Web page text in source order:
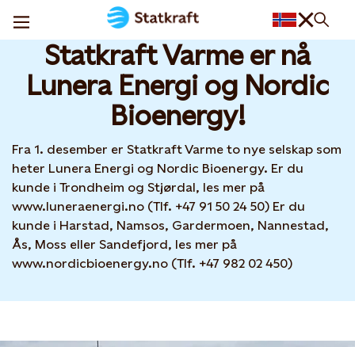
Statkraft Varme har fått nye eiere 08 DEC, 2025
Statkraft Varme er nå
Lunera Energi og Nordic
Bioenergy!
Fra 1. desember er Statkraft Varme to nye selskap som
heter Lunera Energi og Nordic Bioenergy. Er du
kunde i Trondheim og Stjørdal, les mer på
www.luneraenergi.no (Tlf. +47 91 50 24 50) Er du
kunde i Harstad, Namsos, Gardermoen, Nannestad,
Ås, Moss eller Sandefjord, les mer på
www.nordicbioenergy.no (Tlf. +47 982 02 450)